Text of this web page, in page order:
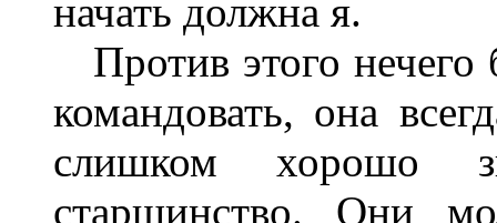
начать должна я.
Против этого нечего
командовать, она
слишком хорошо
старшинство. Они